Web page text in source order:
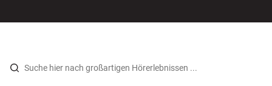
Lautsprecher